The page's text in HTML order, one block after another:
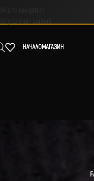
Skip to navigation
Skip to main content
НАЧАЛОМАГАЗИН